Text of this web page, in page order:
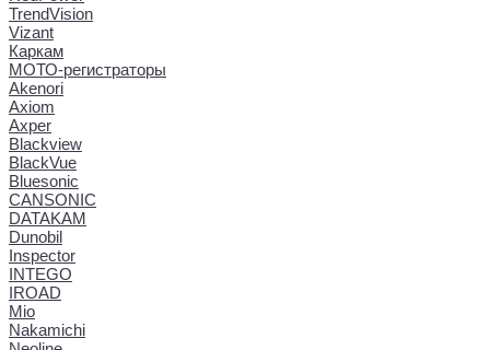
TrendVision
Vizant
Каркам
МОТО-регистраторы
Akenori
Axiom
Axper
Blackview
BlackVue
Bluesonic
CANSONIC
DATAKAM
Dunobil
Inspector
INTEGO
IROAD
Mio
Nakamichi